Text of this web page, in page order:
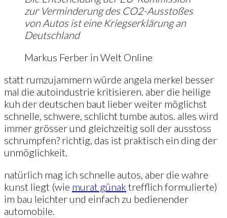
zur Verminderung des CO2-Ausstoßes
von Autos ist eine Kriegserklärung an
Deutschland
Markus Ferber in Welt Online
statt rumzujammern würde angela merkel besser
mal die autoindustrie kritisieren. aber die heilige
kuh der deutschen baut lieber weiter möglichst
schnelle, schwere, schlicht tumbe autos. alles wird
immer grösser und gleichzeitig soll der ausstoss
schrumpfen? richtig, das ist praktisch ein ding der
unmöglichkeit.
natürlich mag ich schnelle autos, aber die wahre
kunst liegt (wie murat günak trefflich formulierte)
im bau leichter und einfach zu bedienender
automobile.